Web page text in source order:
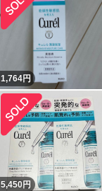
1,764円
5,450 円